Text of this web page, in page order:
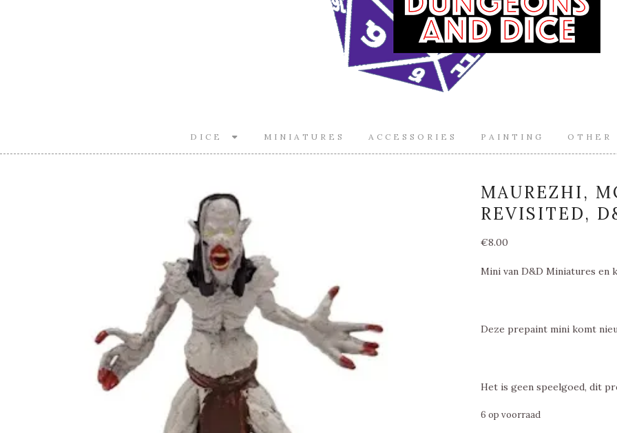
DICE MINIATURES ACCESSORIES PAINTING OTHER
MAUREZHI,
REVISITED,
€8.00
Mini van D&D Miniatures en
Deze prepaint mini komt
Het is geen speelgoed, dit
6 op voorraad